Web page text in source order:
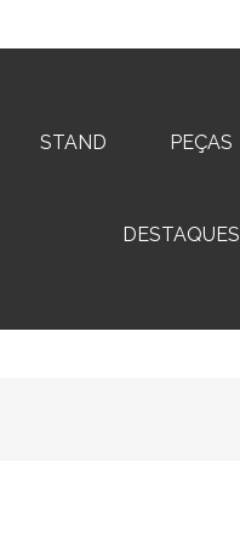
STAND PEÇAS
DESTAQUES